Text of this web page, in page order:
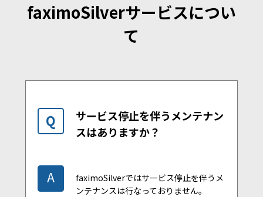
HOME
faximoSilverサービスについ
て
Q
サービス停止を伴うメンテナン
スはありますか？
A
faximoSilverではサービス停止を伴うメ
ンテナンスは行なっておりません。